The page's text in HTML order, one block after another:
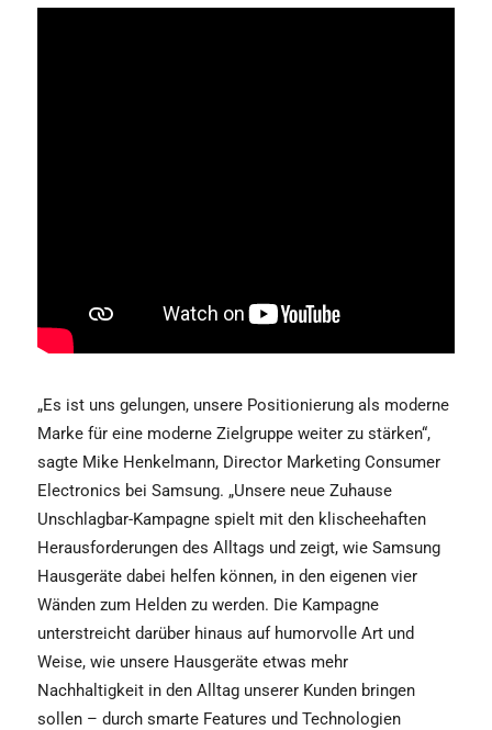
„Es ist uns gelungen, unsere Positionierung als moderne
Marke für eine moderne Zielgruppe weiter zu stärken“,
sagte Mike Henkelmann, Director Marketing Consumer
Electronics bei Samsung. „Unsere neue Zuhause
Unschlagbar-Kampagne spielt mit den klischeehaften
Herausforderungen des Alltags und zeigt, wie Samsung
Hausgeräte dabei helfen können, in den eigenen vier
Wänden zum Helden zu werden. Die Kampagne
unterstreicht darüber hinaus auf humorvolle Art und
Weise, wie unsere Hausgeräte etwas mehr
Nachhaltigkeit in den Alltag unserer Kunden bringen
sollen – durch smarte Features und Technologien